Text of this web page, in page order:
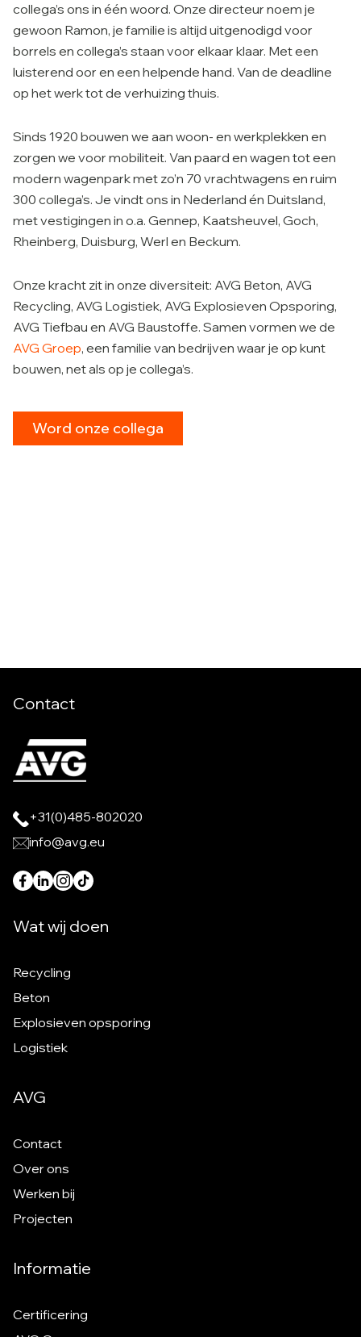
collega’s ons in één woord. Onze directeur noem je
gewoon Ramon, je familie is altijd uitgenodigd voor
borrels en collega’s staan voor elkaar klaar. Met een
luisterend oor en een helpende hand. Van de deadline
op het werk tot de verhuizing thuis.
Sinds 1920 bouwen we aan woon- en werkplekken en
zorgen we voor mobiliteit. Van paard en wagen tot een
modern wagenpark met zo’n 70 vrachtwagens en ruim
300 collega’s. Je vindt ons in Nederland én Duitsland,
met vestigingen in o.a. Gennep, Kaatsheuvel, Goch,
Rheinberg, Duisburg, Werl en Beckum.
Onze kracht zit in onze diversiteit: AVG Beton, AVG
Recycling, AVG Logistiek, AVG Explosieven Opsporing,
AVG Tiefbau en AVG Baustoffe. Samen vormen we de
AVG Groep, een familie van bedrijven waar je op kunt
bouwen, net als op je collega’s.
Word onze collega
Contact
+31(0)485-802020
info@avg.eu
Wat wij doen
Recycling
Beton
Explosieven opsporing
Logistiek
AVG
Contact
Over ons
Werken bij
Projecten
Informatie
Certificering